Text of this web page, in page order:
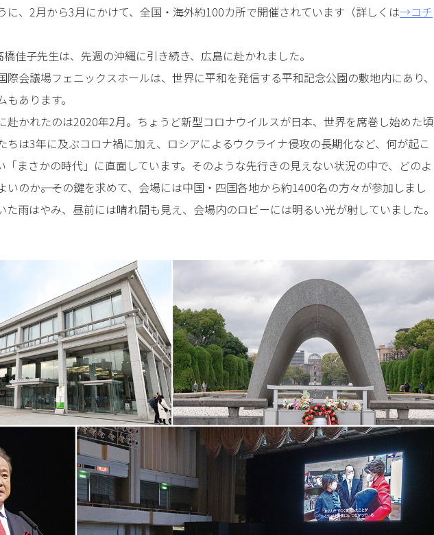
に、2月から3月にかけて、全国・海外約100カ所で開催されています（詳しくは→コチ
佳子先生は、先週の沖縄に引き続き、広島に赴かれました。
際会議場フェニックスホールは、世界に平和を発信する平和記念公園の敷地内にあり、
あります。
赴かれたのは2020年2月。ちょうど新型コロナウイルスが日本、世界を席巻し始めた頃
ちは3年に及ぶコロナ禍に加え、ロシアによるウクライナ侵攻の長期化など、何が起こ
「まさかの時代」に直面しています。そのような先行きの見えない状況の中で、どのよ
いのか――。その鍵を求めて、会場には中国・四国各地から約1400名の方々が参加しまし
た雨はやみ、昼前には晴れ間も見え、会場内のロビーには明るい光が射していました。